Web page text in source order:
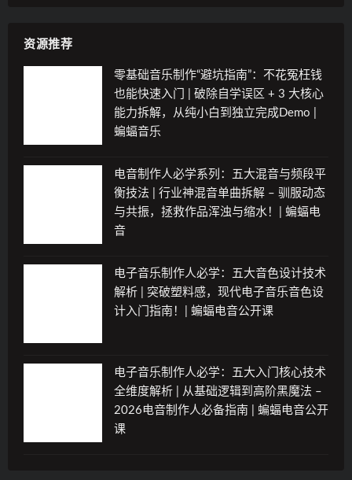
资源推荐
零基础音乐制作“避坑指南”：不花冤枉钱
也能快速入门 | 破除自学误区 + 3 大核心
能力拆解，从纯小白到独立完成Demo |
蝙蝠音乐
电音制作人必学系列：五大混音与频段平
衡技法 | 行业神混音单曲拆解 – 驯服动态
与共振，拯救作品浑浊与缩水！| 蝙蝠电
音
电子音乐制作人必学：五大音色设计技术
解析 | 突破塑料感，现代电子音乐音色设
计入门指南！| 蝙蝠电音公开课
电子音乐制作人必学：五大入门核心技术
全维度解析 | 从基础逻辑到高阶黑魔法 –
2026电音制作人必备指南 | 蝙蝠电音公开
课